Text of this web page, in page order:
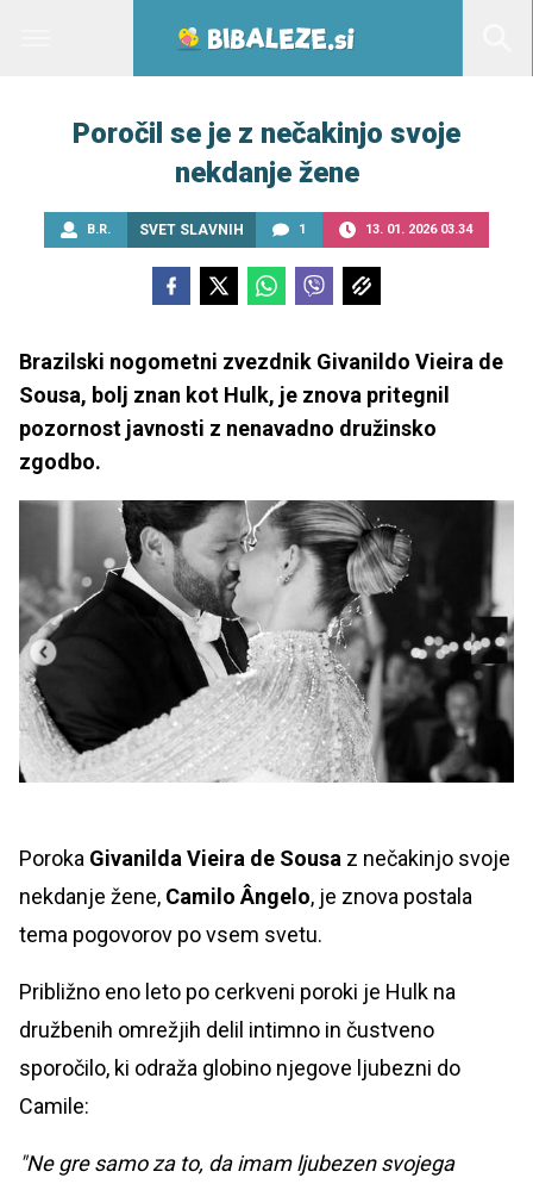
Poročil se je z nečakinjo svoje
nekdanje žene
B.R. SVET SLAVNIH 1 13. 01. 2026 03.34
Brazilski nogometni zvezdnik Givanildo Vieira de
Sousa, bolj znan kot Hulk, je znova pritegnil
pozornost javnosti z nenavadno družinsko
zgodbo.
Poroka Givanilda Vieira de Sousa z nečakinjo svoje
nekdanje žene, Camilo Ângelo, je znova postala
tema pogovorov po vsem svetu.
Približno eno leto po cerkveni poroki je Hulk na
družbenih omrežjih delil intimno in čustveno
sporočilo, ki odraža globino njegove ljubezni do
Camile:
"Ne gre samo za to, da imam ljubezen svojega